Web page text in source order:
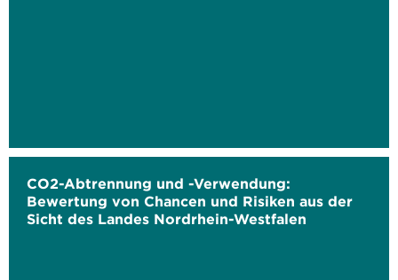
CO2-Abtrennung und -Verwendung:
Bewertung von Chancen und Risiken aus der
Sicht des Landes Nordrhein-Westfalen